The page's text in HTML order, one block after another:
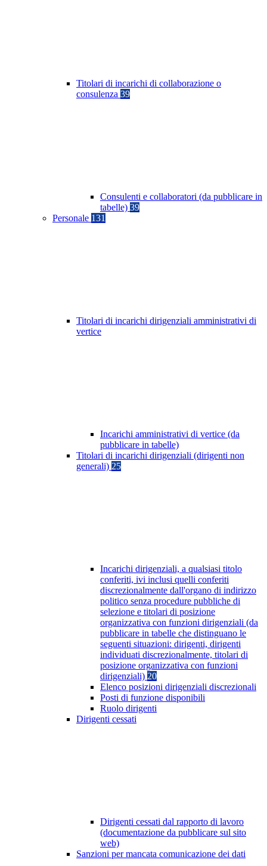
Titolari di incarichi di collaborazione o
consulenza 39
Consulenti e collaboratori (da pubblicare in
tabelle) 39
Personale 131
Titolari di incarichi dirigenziali amministrativi di
vertice
Incarichi amministrativi di vertice (da
pubblicare in tabelle)
Titolari di incarichi dirigenziali (dirigenti non
generali) 25
Incarichi dirigenziali, a qualsiasi titolo
conferiti, ivi inclusi quelli conferiti
discrezionalmente dall'organo di indirizzo
politico senza procedure pubbliche di
selezione e titolari di posizione
organizzativa con funzioni dirigenziali (da
pubblicare in tabelle che distinguano le
seguenti situazioni: dirigenti, dirigenti
individuati discrezionalmente, titolari di
posizione organizzativa con funzioni
dirigenziali) 20
Elenco posizioni dirigenziali discrezionali
Posti di funzione disponibili
Ruolo dirigenti
Dirigenti cessati
Dirigenti cessati dal rapporto di lavoro
(documentazione da pubblicare sul sito
web)
Sanzioni per mancata comunicazione dei dati